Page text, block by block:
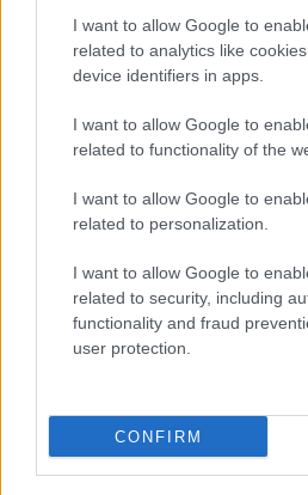
I want to allow Google to
related to analytics like
device identifiers in apps.
I want to allow Google to
related to functionality of the
I want to allow Google to
related to personalization.
I want to allow Google to
related to security, including
functionality and fraud
user protection.
CONFIRM
Dravi osvojila zlato priznanje.
ukvarja tudi s solopetjem –
četrto leto obiskuje ure petja pri
Glasbeni šoli Ravne na
želi postati učiteljica klavirja,
pevka. V Črni je tokrat zapela
(ansambel Saša Avsenika) in
skupine Pepel in kri ter požela
Program je povezovalaJanja